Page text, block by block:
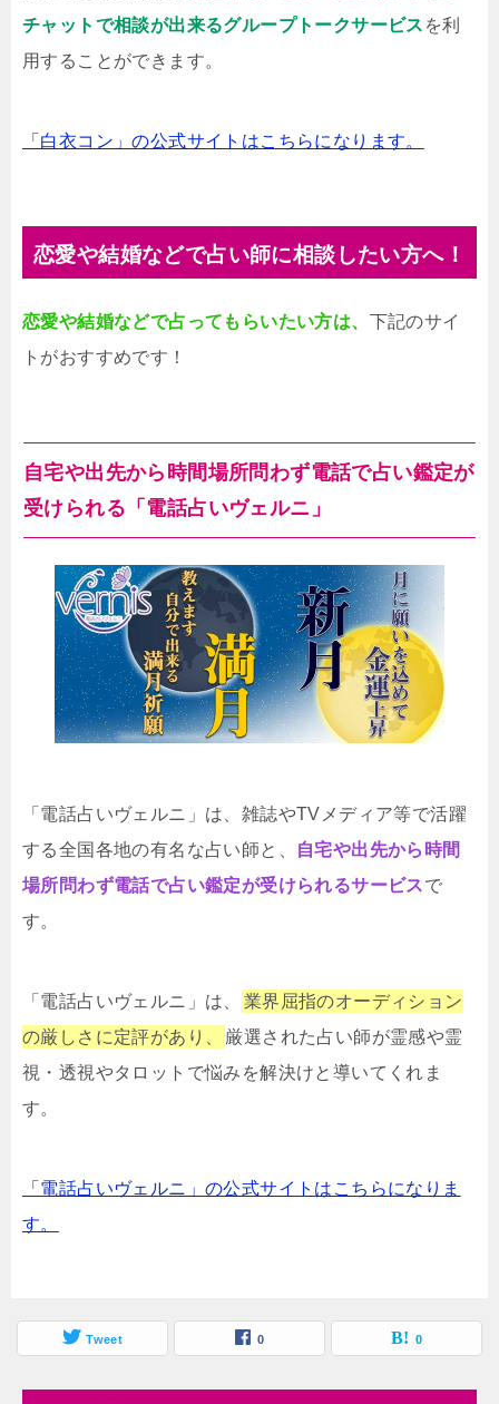
チャットで相談が出来るグループトークサービス を利
用することができます。
「白衣コン」の公式サイトはこちらになります。
恋愛や結婚などで占い師に相談したい方へ！
恋愛や結婚などで占ってもらいたい方は、 下記のサイ
トがおすすめです！
自宅や出先から時間場所問わず電話で占い鑑定が
受けられる「電話占いヴェルニ」
「電話占いヴェルニ」は、雑誌やTVメディア等で活躍
する全国各地の有名な占い師と、
自宅や出先から時間
場所問わず電話で占い鑑定が受けられるサービスで
す。
「電話占いヴェルニ」は、
業界屈指のオーディション
の厳しさに定評があり、
厳選された占い師が霊感や霊
視・透視やタロットで悩みを解決けと導いてくれま
す。
「電話占いヴェルニ」の公式サイトはこちらになりま
す。
Tweet 0 0